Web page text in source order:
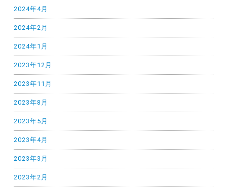
2024年4月
2024年2月
2024年1月
2023年12月
2023年11月
2023年8月
2023年5月
2023年4月
2023年3月
2023年2月